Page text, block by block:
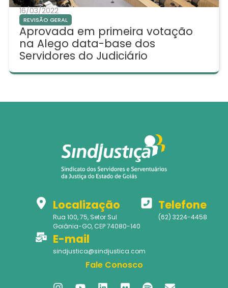
16/03/2022
REVISÃO GERAL
Aprovada em primeira votação
na Alego data-base dos
Servidores do Judiciário
Localização
Rua 100, 75, Setor Sul
Goiânia-GO, CEP 74080-140
Telefone
(62) 3224-4458
E-mail
sindjustica@sindjustica.com
Fale Conosco